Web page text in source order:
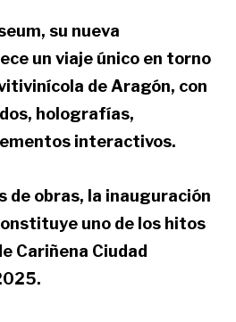
su nueva
un viaje único en torno
de Aragón, con
holografías,
interactivos.
de obras, la inauguración
uno de los hitos
Cariñena Ciudad